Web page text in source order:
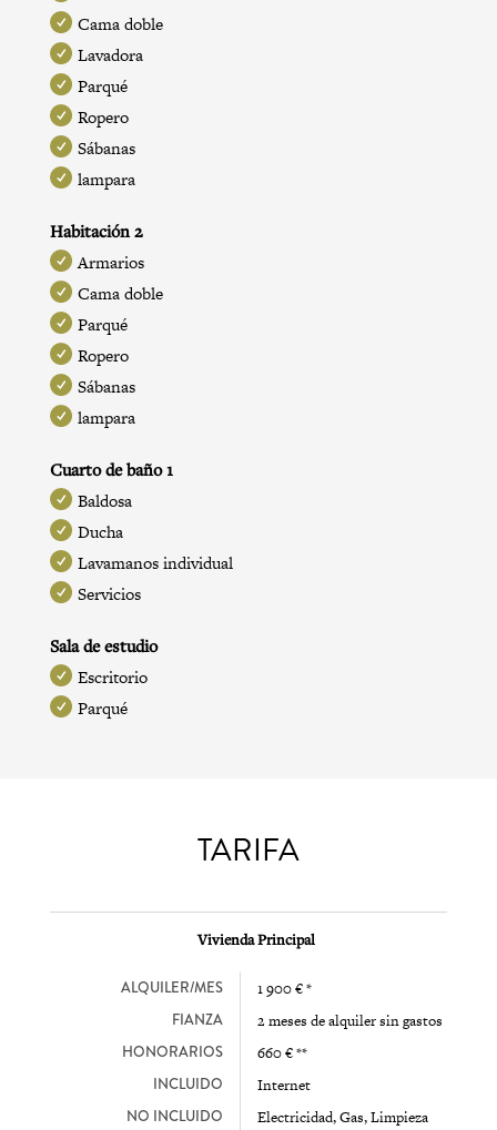
Cama doble
Lavadora
Parqué
Ropero
Sábanas
lampara
Habitación 2
Armarios
Cama doble
Parqué
Ropero
Sábanas
lampara
Cuarto de baño 1
Baldosa
Ducha
Lavamanos individual
Servicios
Sala de estudio
Escritorio
Parqué
TARIFA
Vivienda Principal
ALQUILER/MES 1 900 € *
FIANZA 2 meses de alquiler sin gastos
HONORARIOS 660 € **
INCLUIDO Internet
NO INCLUIDO Electricidad, Gas, Limpieza